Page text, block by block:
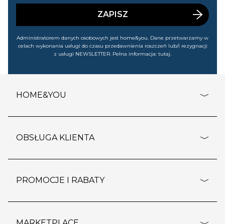
wyprzedażach). Wiem, że mogę tę zgodę w każdej chwili
ZAPISZ
Administratorem danych osobowych jest home&you. Dane przetwarzamy w
celach wykonania usługi do czasu przedawnienia roszczeń lub/i rezygnacji
z usługi NEWSLETTER. Pełna informacja: tutaj.
HOME&YOU
o firmie
polityka prywatności
kontakt
OBSŁUGA KLIENTA
dostawy i płatność
PROMOCJE I RABATY
outlet